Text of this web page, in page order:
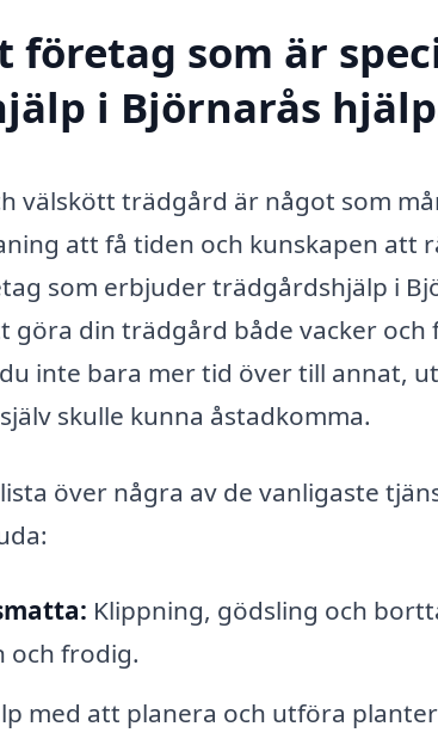
företag som är
i Björnarås
välskött trädgård är något som
att få tiden och kunskapen att
som erbjuder trädgårdshjälp i
göra din trädgård både vacker
inte bara mer tid över till annat,
skulle kunna åstadkomma.
över några av de vanligaste
Klippning, gödsling och
och frodig.
med att planera och utföra